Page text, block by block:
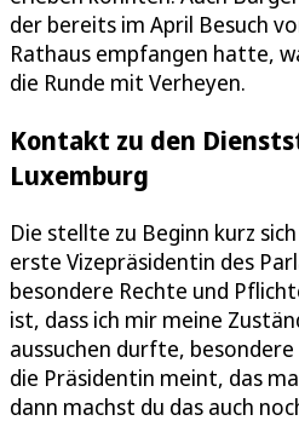
der bereits im April Besuch
Rathaus empfangen hatte,
die Runde mit Verheyen.
Kontakt zu den
Luxemburg
Die stellte zu Beginn kurz
erste Vizepräsidentin des
besondere Rechte und
ist, dass ich mir meine
aussuchen durfte,
die Präsidentin meint, das
dann machst du das auch